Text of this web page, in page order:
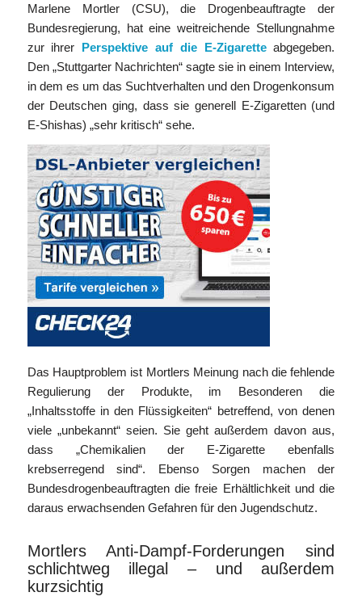
Marlene Mortler (CSU), die Drogenbeauftragte der
Bundesregierung, hat eine weitreichende Stellungnahme
zur ihrer Perspektive auf die E-Zigaretteabgegeben.
Den „Stuttgarter Nachrichten“ sagte sie in einem Interview,
in dem es um das Suchtverhalten und den Drogenkonsum
der Deutschen ging, dass sie generell E-Zigaretten (und
E-Shishas) „sehr kritisch“ sehe.
Das Hauptproblem ist Mortlers Meinung nach die fehlende
Regulierung der Produkte, im Besonderen die
„Inhaltsstoffe in den Flüssigkeiten“ betreffend, von denen
viele „unbekannt“ seien. Sie geht außerdem davon aus,
dass „Chemikalien der E-Zigarette ebenfalls
krebserregend sind“. Ebenso Sorgen machen der
Bundesdrogenbeauftragten die freie Erhältlichkeit und die
daraus erwachsenden Gefahren für den Jugendschutz.
Mortlers Anti-Dampf-Forderungen sind
schlichtweg illegal – und außerdem
kurzsichtig